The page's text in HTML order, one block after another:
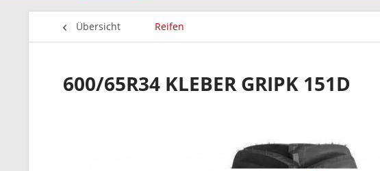
Übersicht Reifen
600/65R34 KLEBER GRIPK 151D